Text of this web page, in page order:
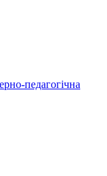
педагогічна